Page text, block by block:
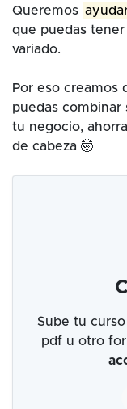
Queremos
que puedas
variado.
Por eso creamos
puedas combinar
tu negocio,
de cabeza 🤯
Sube tu
pdf u otro